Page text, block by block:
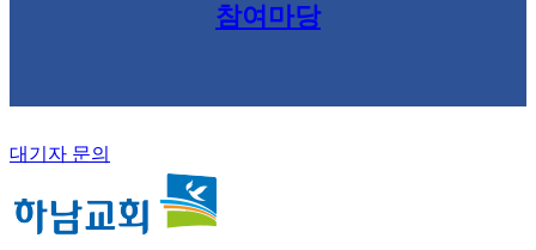
참여마당
대기자 문의